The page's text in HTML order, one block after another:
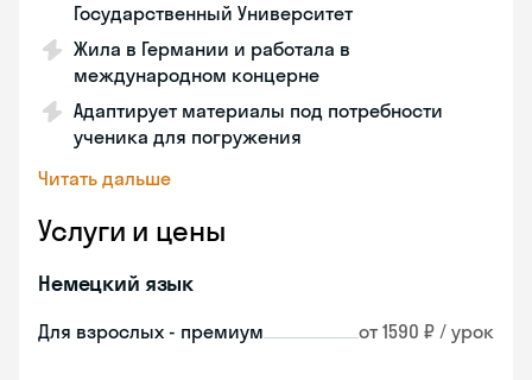
Государственный Университет
Жила в Германии и работала в
международном концерне
Адаптирует материалы под потребности
ученика для погружения
Читать дальше
Услуги и цены
Немецкий язык
Для взрослых - премиум от 1590 ₽ / урок